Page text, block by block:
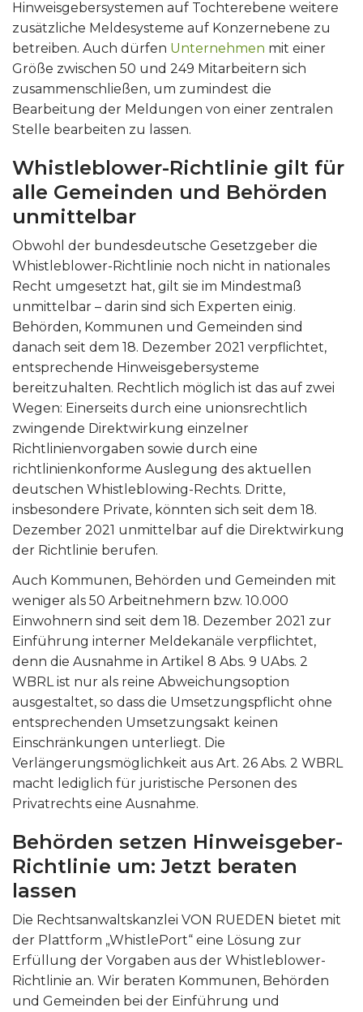
Hinweisgebersystemen auf Tochterebene weitere
zusätzliche Meldesysteme auf Konzernebene zu
betreiben. Auch dürfen Unternehmen mit einer
Größe zwischen 50 und 249 Mitarbeitern sich
zusammenschließen, um zumindest die
Bearbeitung der Meldungen von einer zentralen
Stelle bearbeiten zu lassen.
Whistleblower-Richtlinie gilt für
alle Gemeinden und Behörden
unmittelbar
Obwohl der bundesdeutsche Gesetzgeber die
Whistleblower-Richtlinie noch nicht in nationales
Recht umgesetzt hat, gilt sie im Mindestmaß
unmittelbar – darin sind sich Experten einig.
Behörden, Kommunen und Gemeinden sind
danach seit dem 18. Dezember 2021 verpflichtet,
entsprechende Hinweisgebersysteme
bereitzuhalten. Rechtlich möglich ist das auf zwei
Wegen: Einerseits durch eine unionsrechtlich
zwingende Direktwirkung einzelner
Richtlinienvorgaben sowie durch eine
richtlinienkonforme Auslegung des aktuellen
deutschen Whistleblowing-Rechts. Dritte,
insbesondere Private, könnten sich seit dem 18.
Dezember 2021 unmittelbar auf die Direktwirkung
der Richtlinie berufen.
Auch Kommunen, Behörden und Gemeinden mit
weniger als 50 Arbeitnehmern bzw. 10.000
Einwohnern sind seit dem 18. Dezember 2021 zur
Einführung interner Meldekanäle verpflichtet,
denn die Ausnahme in Artikel 8 Abs. 9 UAbs. 2
WBRL ist nur als reine Abweichungsoption
ausgestaltet, so dass die Umsetzungspflicht ohne
entsprechenden Umsetzungsakt keinen
Einschränkungen unterliegt. Die
Verlängerungsmöglichkeit aus Art. 26 Abs. 2 WBRL
macht lediglich für juristische Personen des
Privatrechts eine Ausnahme.
Behörden setzen Hinweisgeber-
Richtlinie um: Jetzt beraten
lassen
Die Rechtsanwaltskanzlei VON RUEDEN bietet mit
der Plattform „WhistlePort“ eine Lösung zur
Erfüllung der Vorgaben aus der Whistleblower-
Richtlinie an. Wir beraten Kommunen, Behörden
und Gemeinden bei der Einführung und